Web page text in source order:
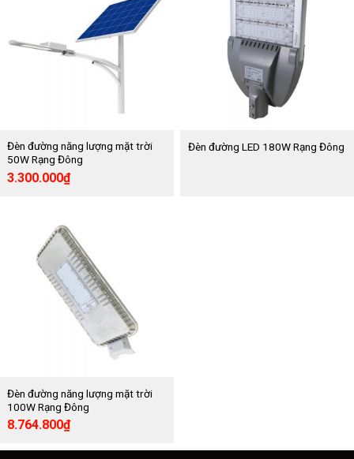
Đèn đường năng lượng mặt trời
50W Rạng Đông
Giá
3.300.000₫Giá
hiện
3.300.000₫.
Đèn đường LED 180W Rạng Đông
Đèn đường năng lượng mặt trời
100W Rạng Đông
Giá
là:
8.764.800₫Giá
tại